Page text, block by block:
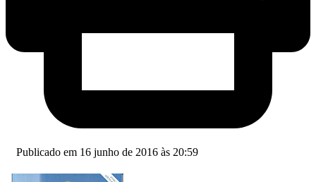
Publicado em 16 junho de 2016 às 20:59